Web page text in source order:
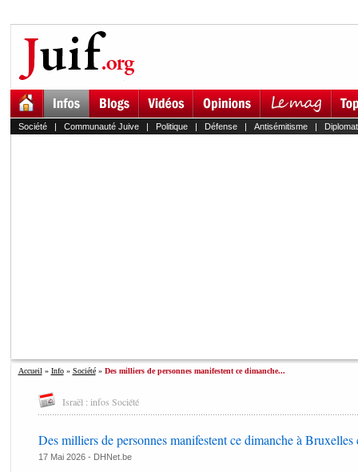
Société| Communauté Juive| Politique| Défense| Antisémitisme|
Accueil » Info» Société» Des milliers de personnes manifestent ce dimanche...
Israël : infos Société
Des milliers de personnes manifestent ce dimanche à Bruxelles
17 Mai 2026 - DHNet.be